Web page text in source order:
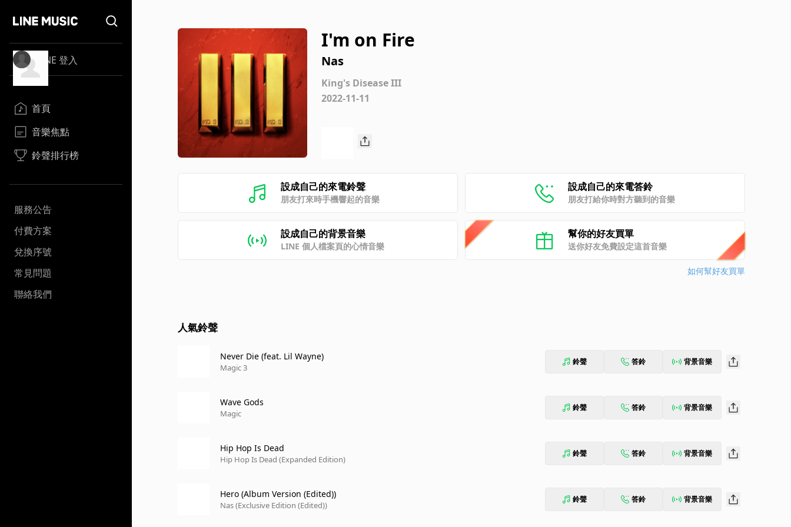
LINE 登入
首頁
音樂焦點
鈴聲排行榜
服務公告
付費方案
兌換序號
常見問題
聯絡我們
I'm on Fire
Nas
King's Disease III
2022-11-11
設成自己的來電鈴聲
朋友打來時手機響起的音樂
設成自己的來電答鈴
朋友打給你時對方聽到的音樂
設成自己的背景音樂
LINE 個人檔案頁的心情音樂
幫你的好友買單
送你好友免費設定這首音樂
如何幫好友買單
人氣鈴聲
Never Die (feat. Lil Wayne)
Magic 3
鈴聲 答鈴 背景音樂
Wave Gods
Magic
鈴聲 答鈴 背景音樂
Hip Hop Is Dead
Hip Hop Is Dead (Expanded Edition)
鈴聲 答鈴 背景音樂
Hero (Album Version (Edited))
Nas (Exclusive Edition (Edited))
鈴聲 答鈴 背景音樂